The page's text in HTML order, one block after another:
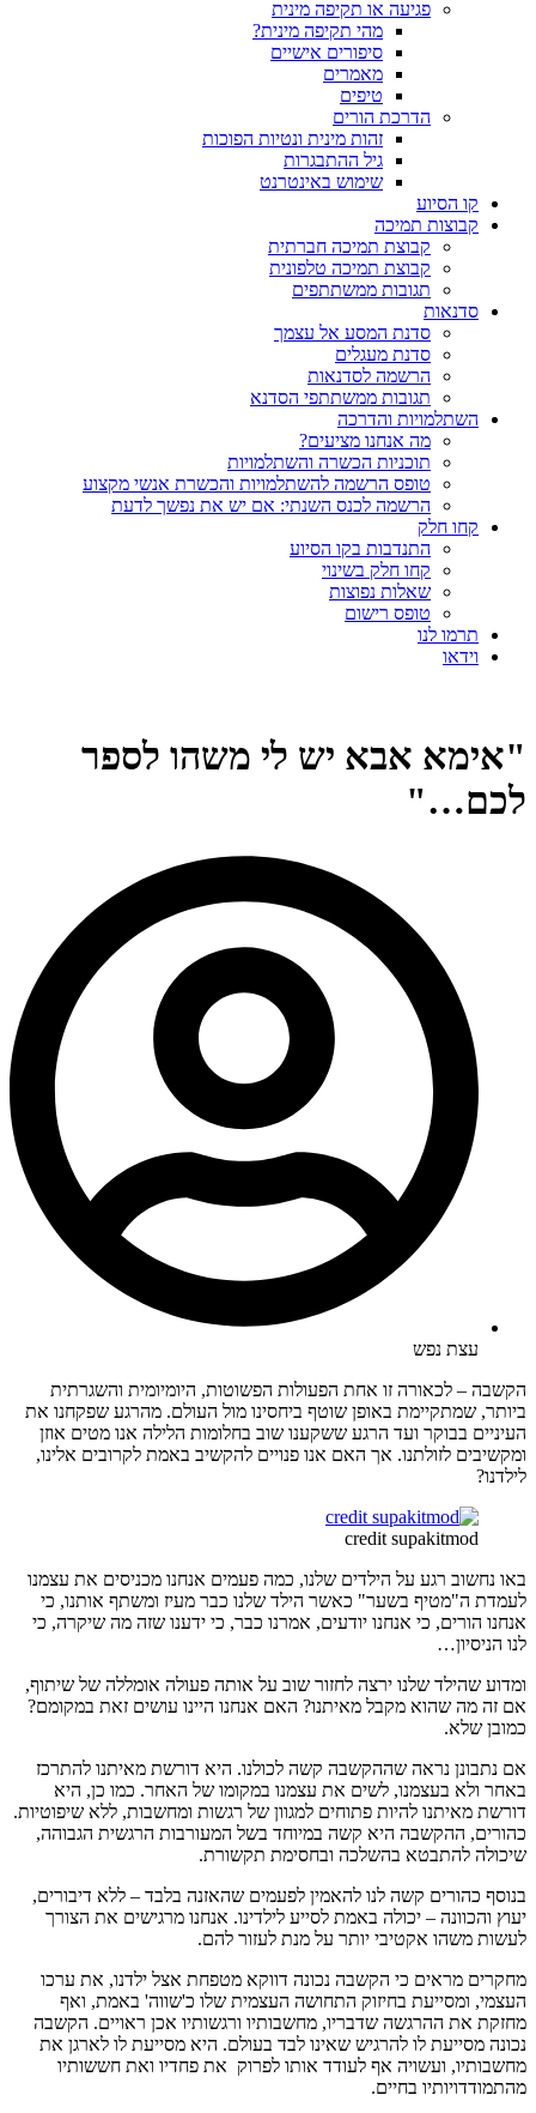
פגיעה או תקיפה מינית
מהי תקיפה מינית?
סיפורים אישיים
מאמרים
טיפים
הדרכת הורים
זהות מינית ונטיות הפוכות
גיל ההתבגרות
שימוש באינטרנט
קו הסיוע
קבוצות תמיכה
קבוצת תמיכה חברתית
קבוצת תמיכה טלפונית
תגובות ממשתתפים
סדנאות
סדנת המסע אל עצמך
סדנת מעגלים
הרשמה לסדנאות
תגובות ממשתתפי הסדנא
השתלמויות והדרכה
מה אנחנו מציעים?
תוכניות הכשרה והשתלמויות
טופס הרשמה להשתלמויות והכשרת אנשי מקצוע
הרשמה לכנס השנתי: אם יש את נפשך לדעת
קחו חלק
התנדבות בקו הסיוע
קחו חלק בשינוי
שאלות נפוצות
טופס רישום
תרמו לנו
וידאו
"אימא אבא יש לי משהו לספר
לכם…"
עצת נפש
הקשבה – לכאורה זו אחת הפעולות הפשוטות, היומיומית והשגרתית
ביותר, שמתקיימת באופן שוטף ביחסינו מול העולם. מהרגע שפקחנו את
העיניים בבוקר ועד הרגע ששקענו שוב בחלומות הלילה אנו מטים אוזן
ומקשיבים לזולתנו. אך האם אנו פנויים להקשיב באמת לקרובים אלינו,
לילדנו?
credit supakitmod
באו נחשוב רגע על הילדים שלנו, כמה פעמים אנחנו מכניסים את עצמנו
לעמדת ה"מטיף בשער" כאשר הילד שלנו כבר מעיז ומשתף אותנו, כי
אנחנו הורים, כי אנחנו יודעים, אמרנו כבר, כי ידענו שזה מה שיקרה, כי
לנו הניסיון…
ומדוע שהילד שלנו ירצה לחזור שוב על אותה פעולה אומללה של שיתוף,
אם זה מה שהוא מקבל מאיתנו? האם אנחנו היינו עושים זאת במקומם?
כמובן שלא.
אם נתבונן נראה שההקשבה קשה לכולנו. היא דורשת מאיתנו להתרכז
באחר ולא בעצמנו, לשים את עצמנו במקומו של האחר. כמו כן, היא
דורשת מאיתנו להיות פתוחים למגוון של רגשות ומחשבות, ללא שיפוטיות.
כהורים, ההקשבה היא קשה במיוחד בשל המעורבות הרגשית הגבוהה,
שיכולה להתבטא בהשלכה ובחסימת תקשורת.
בנוסף כהורים קשה לנו להאמין לפעמים שהאזנה בלבד – ללא דיבורים,
יעוץ והכוונה – יכולה באמת לסייע לילדינו. אנחנו מרגישים את הצורך
לעשות משהו אקטיבי יותר על מנת לעזור להם.
מחקרים מראים כי הקשבה נכונה דווקא מטפחת אצל ילדנו, את ערכו
העצמי, ומסייעת בחיזוק התחושה העצמית שלו כ'שווה' באמת, ואף
מחזקת את ההרגשה שדבריו, מחשבותיו ורגשותיו אכן ראויים. הקשבה
נכונה מסייעת לו להרגיש שאינו לבד בעולם. היא מסייעת לו לארגן את
מחשבותיו, ועשויה אף לעודד אותו לפרוק את פחדיו ואת חששותיו
מהתמודדויותיו בחיים.